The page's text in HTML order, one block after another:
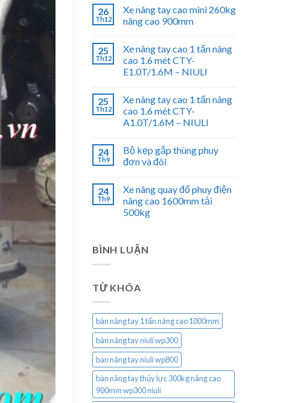
26
Th12
Xe nâng tay cao mini 260kg
nâng cao 900mm
25
Th12
Xe nâng tay cao 1 tấn nâng
cao 1.6 mét CTY-
E1.0T/1.6M – NIULI
25
Th12
Xe nâng tay cao 1 tấn nâng
cao 1.6 mét CTY-
A1.0T/1.6M – NIULI
24
Th9
Bộ kẹp gắp thùng phuy
đơn và đôi
24
Th9
Xe nâng quay đổ phuy điện
nâng cao 1600mm tải
500kg
BÌNH LUẬN
TỪ KHÓA
bàn nâng tay 1 tấn nâng cao 1000mm
bàn nâng tay niuli wp300
bàn nâng tay niuli wp800
bàn nâng tay thủy lực 300kg nâng cao
900mm wp300 niuli